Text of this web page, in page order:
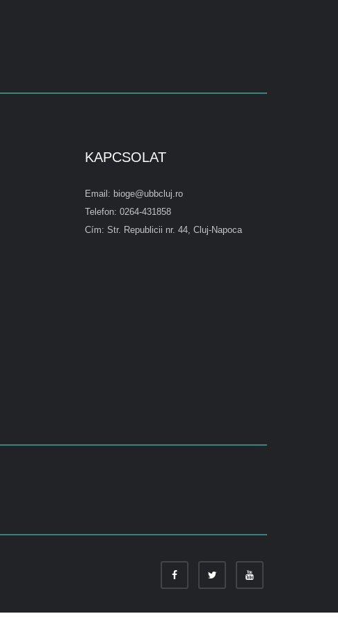
KAPCSOLAT
Email: bioge@ubbcluj.ro
Telefon: 0264-431858
Cím: Str. Republicii nr. 44, Cluj-Napoca